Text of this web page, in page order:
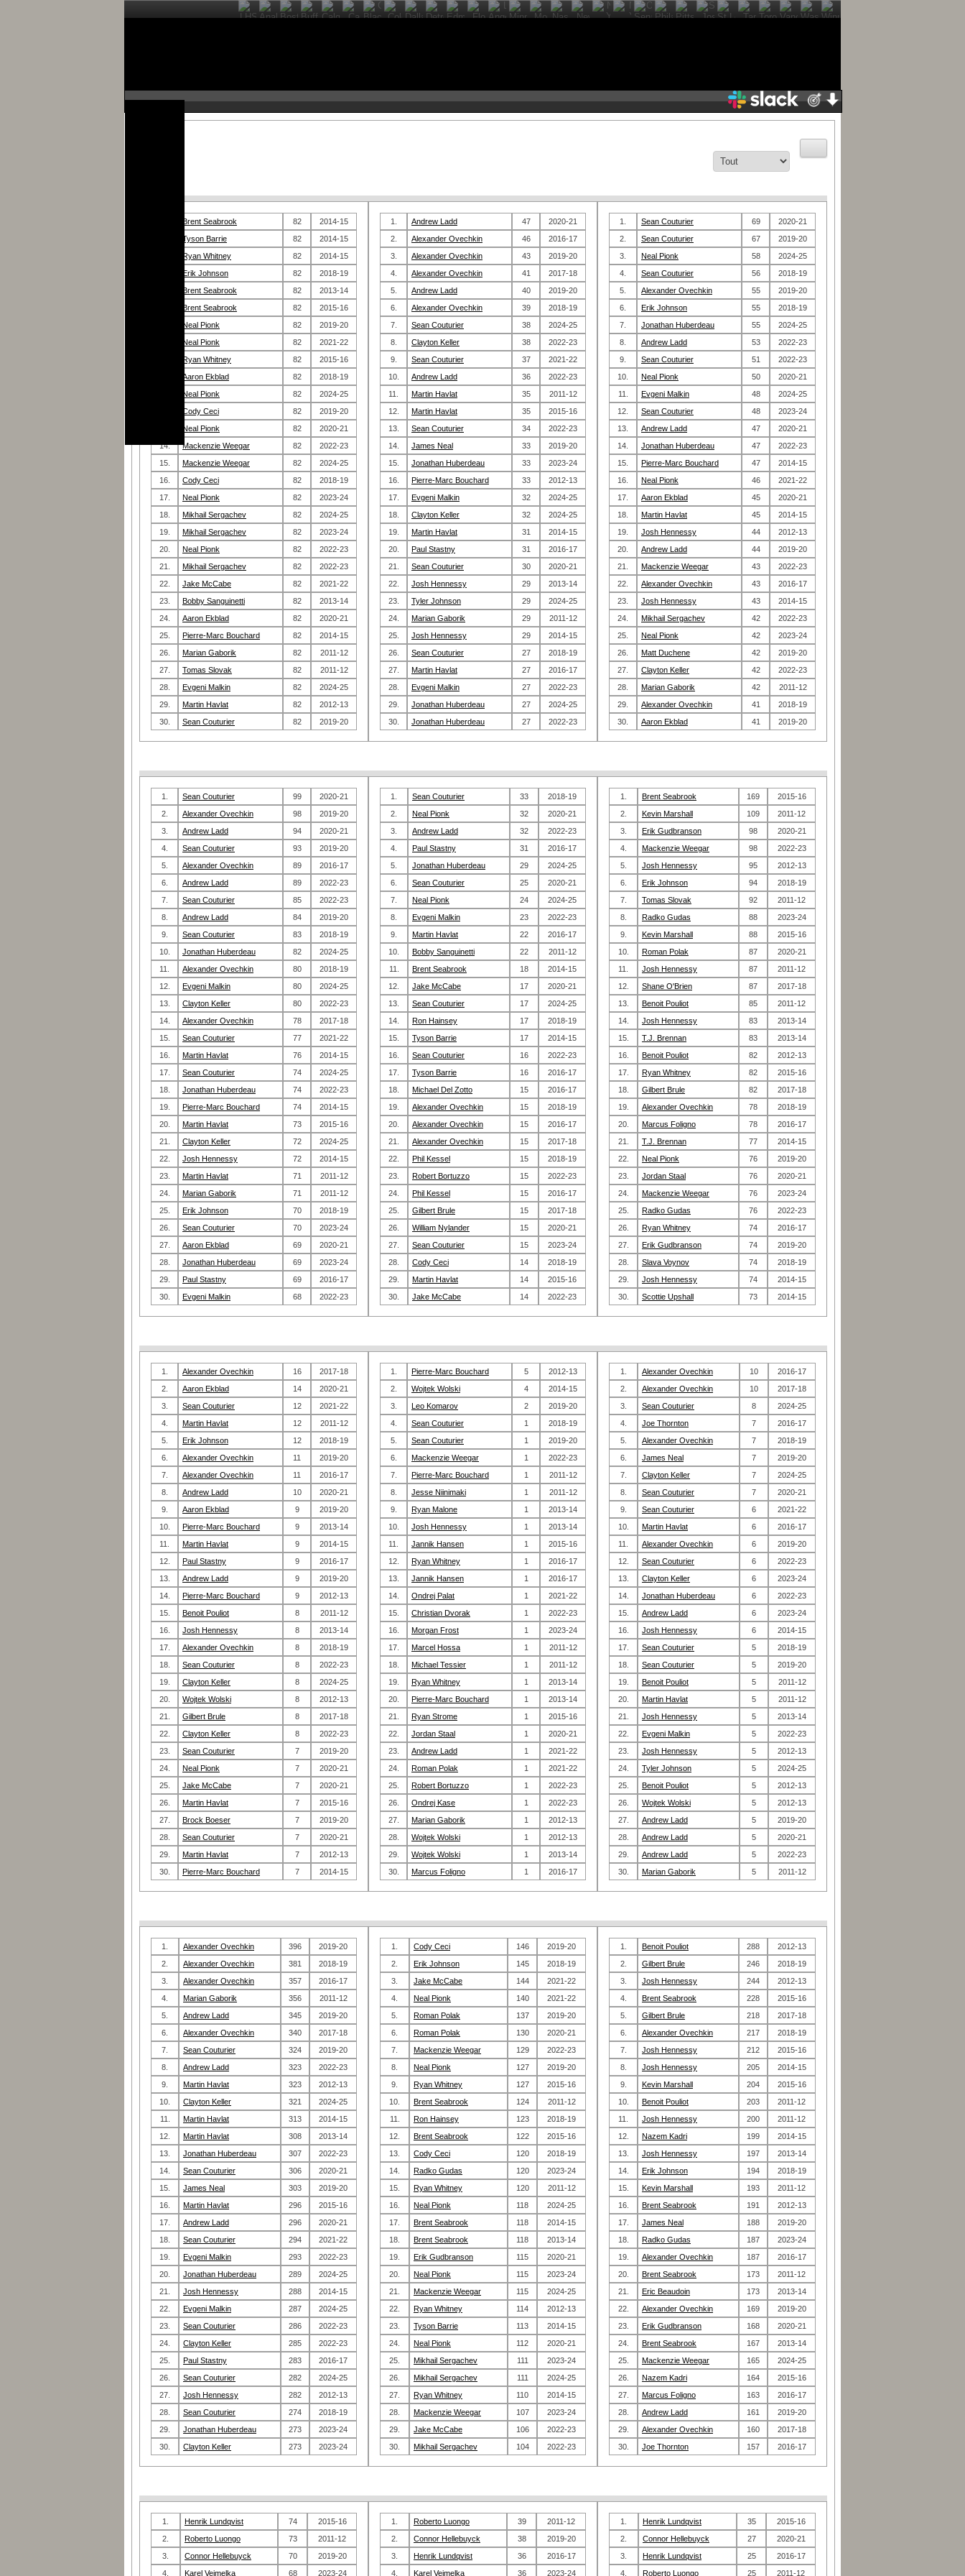
Brent Seabrook 82
2014-15
Tyson Barrie 82
2014-15
Ryan Whitney 82
2014-15
Erik Johnson 82
2018-19
Brent Seabrook 82
2013-14
Brent Seabrook 82
2015-16
Neal Pionk 82
2019-20
Neal Pionk 82
2021-22
Ryan Whitney 82
2015-16
Aaron Ekblad 82
2018-19
Neal Pionk 82
2024-25
Cody Ceci 82
2019-20
Neal Pionk 82
2020-21
14.
Mackenzie Weegar 82
2022-23
15.
Mackenzie Weegar 82
2024-25
16.
Cody Ceci 82
2018-19
17.
Neal Pionk 82
2023-24
18.
Mikhail Sergachev 82
2024-25
19.
Mikhail Sergachev 82
2023-24
20.
Neal Pionk 82
2022-23
21.
Mikhail Sergachev 82
2022-23
22.
Jake McCabe 82
2021-22
23.
Bobby Sanguinetti 82
2013-14
24.
Aaron Ekblad 82
2020-21
25.
Pierre-Marc Bouchard 82
2014-15
26.
Marian Gaborik 82
2011-12
27.
Tomas Slovak 82
2011-12
28.
Evgeni Malkin 82
2024-25
29.
Martin Havlat 82
2012-13
30.
Sean Couturier 82 2019-20
1. Andrew Ladd 47
2020-21
2.
Alexander Ovechkin 46
2016-17
3.
Alexander Ovechkin 43
2019-20
4.
Alexander Ovechkin 41
2017-18
5.
Andrew Ladd 40
2019-20
6.
Alexander Ovechkin 39
2018-19
7.
Sean Couturier 38
2024-25
8.
Clayton Keller 38
2022-23
9.
Sean Couturier 37
2021-22
10.
Andrew Ladd 36
2022-23
11.
Martin Havlat 35
2011-12
12.
Martin Havlat 35
2015-16
13.
Sean Couturier 34
2022-23
14.
James Neal 33
2019-20
15.
Jonathan Huberdeau 33
2023-24
16.
Pierre-Marc Bouchard 33
2012-13
17.
Evgeni Malkin 32
2024-25
18.
Clayton Keller 32
2024-25
19.
Martin Havlat 31
2014-15
20.
Paul Stastny 31
2016-17
21.
Sean Couturier 30
2020-21
22.
Josh Hennessy 29
2013-14
23.
Tyler Johnson 29
2024-25
24.
Marian Gaborik 29
2011-12
25.
Josh Hennessy 29
2014-15
26.
Sean Couturier 27
2018-19
27.
Martin Havlat 27
2016-17
28.
Evgeni Malkin 27
2022-23
29.
Jonathan Huberdeau 27
2024-25
30.
Jonathan Huberdeau 27 2022-23
1. Sean Couturier 69
2020-21
2.
Sean Couturier 67
2019-20
3.
Neal Pionk 58
2024-25
4.
Sean Couturier 56
2018-19
5.
Alexander Ovechkin 55
2019-20
6.
Erik Johnson 55
2018-19
7.
Jonathan Huberdeau 55
2024-25
8.
Andrew Ladd 53
2022-23
9.
Sean Couturier 51
2022-23
10.
Neal Pionk 50
2020-21
11.
Evgeni Malkin 48
2024-25
12.
Sean Couturier 48
2023-24
13.
Andrew Ladd 47
2020-21
14.
Jonathan Huberdeau 47
2022-23
15.
Pierre-Marc Bouchard 47
2014-15
16.
Neal Pionk 46
2021-22
17.
Aaron Ekblad 45
2020-21
18.
Martin Havlat 45
2014-15
19.
Josh Hennessy 44
2012-13
20.
Andrew Ladd 44
2019-20
21.
Mackenzie Weegar 43
2022-23
22.
Alexander Ovechkin 43
2016-17
23.
Josh Hennessy 43
2014-15
24.
Mikhail Sergachev 42
2022-23
25.
Neal Pionk 42
2023-24
26.
Matt Duchene 42
2019-20
27.
Clayton Keller 42
2022-23
28.
Marian Gaborik 42
2011-12
29.
Alexander Ovechkin 41
2018-19
30.
Aaron Ekblad 41 2019-20
1. Sean Couturier 99
2020-21
2.
Alexander Ovechkin 98
2019-20
3.
Andrew Ladd 94
2020-21
4.
Sean Couturier 93
2019-20
5.
Alexander Ovechkin 89
2016-17
6.
Andrew Ladd 89
2022-23
7.
Sean Couturier 85
2022-23
8.
Andrew Ladd 84
2019-20
9.
Sean Couturier 83
2018-19
10.
Jonathan Huberdeau 82
2024-25
11.
Alexander Ovechkin 80
2018-19
12.
Evgeni Malkin 80
2024-25
13.
Clayton Keller 80
2022-23
14.
Alexander Ovechkin 78
2017-18
15.
Sean Couturier 77
2021-22
16.
Martin Havlat 76
2014-15
17.
Sean Couturier 74
2024-25
18.
Jonathan Huberdeau 74
2022-23
19.
Pierre-Marc Bouchard 74
2014-15
20.
Martin Havlat 73
2015-16
21.
Clayton Keller 72
2024-25
22.
Josh Hennessy 72
2014-15
23.
Martin Havlat 71
2011-12
24.
Marian Gaborik 71
2011-12
25.
Erik Johnson 70
2018-19
26.
Sean Couturier 70
2023-24
27.
Aaron Ekblad 69
2020-21
28.
Jonathan Huberdeau 69
2023-24
29.
Paul Stastny 69
2016-17
30.
Evgeni Malkin 68 2022-23
1. Sean Couturier 33
2018-19
2.
Neal Pionk 32
2020-21
3.
Andrew Ladd 32
2022-23
4.
Paul Stastny 31
2016-17
5.
Jonathan Huberdeau 29
2024-25
6.
Sean Couturier 25
2020-21
7.
Neal Pionk 24
2024-25
8.
Evgeni Malkin 23
2022-23
9.
Martin Havlat 22
2016-17
10.
Bobby Sanguinetti 22
2011-12
11.
Brent Seabrook 18
2014-15
12.
Jake McCabe 17
2020-21
13.
Sean Couturier 17
2024-25
14.
Ron Hainsey 17
2018-19
15.
Tyson Barrie 17
2014-15
16.
Sean Couturier 16
2022-23
17.
Tyson Barrie 16
2016-17
18.
Michael Del Zotto 15
2016-17
19.
Alexander Ovechkin 15
2018-19
20.
Alexander Ovechkin 15
2016-17
21.
Alexander Ovechkin 15
2017-18
22.
Phil Kessel 15
2018-19
23.
Robert Bortuzzo 15
2022-23
24.
Phil Kessel 15
2016-17
25.
Gilbert Brule 15
2017-18
26.
William Nylander 15
2020-21
27.
Sean Couturier 15
2023-24
28.
Cody Ceci 14
2018-19
29.
Martin Havlat 14
2015-16
30.
Jake McCabe 14 2022-23
1. Brent Seabrook 169
2015-16
2.
Kevin Marshall 109
2011-12
3.
Erik Gudbranson 98
2020-21
4.
Mackenzie Weegar 98
2022-23
5.
Josh Hennessy 95
2012-13
6.
Erik Johnson 94
2018-19
7.
Tomas Slovak 92
2011-12
8.
Radko Gudas 88
2023-24
9.
Kevin Marshall 88
2015-16
10.
Roman Polak 87
2020-21
11.
Josh Hennessy 87
2011-12
12.
Shane O'Brien 87
2017-18
13.
Benoit Pouliot 85
2011-12
14.
Josh Hennessy 83
2013-14
15.
T.J. Brennan 83
2013-14
16.
Benoit Pouliot 82
2012-13
17.
Ryan Whitney 82
2015-16
18.
Gilbert Brule 82
2017-18
19.
Alexander Ovechkin 78
2018-19
20.
Marcus Foligno 78
2016-17
21.
T.J. Brennan 77
2014-15
22.
Neal Pionk 76
2019-20
23.
Jordan Staal 76
2020-21
24.
Mackenzie Weegar 76
2023-24
25.
Radko Gudas 76
2022-23
26.
Ryan Whitney 74
2016-17
27.
Erik Gudbranson 74
2019-20
28.
Slava Voynov 74
2018-19
29.
Josh Hennessy 74
2014-15
30.
Scottie Upshall 73 2014-15
1. Alexander Ovechkin 16
2017-18
2.
Aaron Ekblad 14
2020-21
3.
Sean Couturier 12
2021-22
4.
Martin Havlat 12
2011-12
5.
Erik Johnson 12
2018-19
6.
Alexander Ovechkin 11
2019-20
7.
Alexander Ovechkin 11
2016-17
8.
Andrew Ladd 10
2020-21
9.
Aaron Ekblad 9
2019-20
10.
Pierre-Marc Bouchard 9
2013-14
11.
Martin Havlat 9
2014-15
12.
Paul Stastny 9
2016-17
13.
Andrew Ladd 9
2019-20
14.
Pierre-Marc Bouchard 9
2012-13
15.
Benoit Pouliot 8
2011-12
16.
Josh Hennessy 8
2013-14
17.
Alexander Ovechkin 8
2018-19
18.
Sean Couturier 8
2022-23
19.
Clayton Keller 8
2024-25
20.
Wojtek Wolski 8
2012-13
21.
Gilbert Brule 8
2017-18
22.
Clayton Keller 8
2022-23
23.
Sean Couturier 7
2019-20
24.
Neal Pionk 7
2020-21
25.
Jake McCabe 7
2020-21
26.
Martin Havlat 7
2015-16
27.
Brock Boeser 7
2019-20
28.
Sean Couturier 7
2020-21
29.
Martin Havlat 7
2012-13
30.
Pierre-Marc Bouchard 7 2014-15
1. Pierre-Marc Bouchard 5
2012-13
2.
Wojtek Wolski 4
2014-15
3.
Leo Komarov 2
2019-20
4.
Sean Couturier 1
2018-19
5.
Sean Couturier 1
2019-20
6.
Mackenzie Weegar 1
2022-23
7.
Pierre-Marc Bouchard 1
2011-12
8.
Jesse Niinimaki 1
2011-12
9.
Ryan Malone 1
2013-14
10.
Josh Hennessy 1
2013-14
11.
Jannik Hansen 1
2015-16
12.
Ryan Whitney 1
2016-17
13.
Jannik Hansen 1
2016-17
14.
Ondrej Palat 1
2021-22
15.
Christian Dvorak 1
2022-23
16.
Morgan Frost 1
2023-24
17.
Marcel Hossa 1
2011-12
18.
Michael Tessier 1
2011-12
19.
Ryan Whitney 1
2013-14
20.
Pierre-Marc Bouchard 1
2013-14
21.
Ryan Strome 1
2015-16
22.
Jordan Staal 1
2020-21
23.
Andrew Ladd 1
2021-22
24.
Roman Polak 1
2021-22
25.
Robert Bortuzzo 1
2022-23
26.
Ondrej Kase 1
2022-23
27.
Marian Gaborik 1
2012-13
28.
Wojtek Wolski 1
2012-13
29.
Wojtek Wolski 1
2013-14
30.
Marcus Foligno 1 2016-17
1. Alexander Ovechkin 10
2016-17
2.
Alexander Ovechkin 10
2017-18
3.
Sean Couturier 8
2024-25
4.
Joe Thornton 7
2016-17
5.
Alexander Ovechkin 7
2018-19
6.
James Neal 7
2019-20
7.
Clayton Keller 7
2024-25
8.
Sean Couturier 7
2020-21
9.
Sean Couturier 6
2021-22
10.
Martin Havlat 6
2016-17
11.
Alexander Ovechkin 6
2019-20
12.
Sean Couturier 6
2022-23
13.
Clayton Keller 6
2023-24
14.
Jonathan Huberdeau 6
2022-23
15.
Andrew Ladd 6
2023-24
16.
Josh Hennessy 6
2014-15
17.
Sean Couturier 5
2018-19
18.
Sean Couturier 5
2019-20
19.
Benoit Pouliot 5
2011-12
20.
Martin Havlat 5
2011-12
21.
Josh Hennessy 5
2013-14
22.
Evgeni Malkin 5
2022-23
23.
Josh Hennessy 5
2012-13
24.
Tyler Johnson 5
2024-25
25.
Benoit Pouliot 5
2012-13
26.
Wojtek Wolski 5
2012-13
27.
Andrew Ladd 5
2019-20
28.
Andrew Ladd 5
2020-21
29.
Andrew Ladd 5
2022-23
30.
Marian Gaborik 5 2011-12
1. Alexander Ovechkin 396
2019-20
2.
Alexander Ovechkin 381
2018-19
3.
Alexander Ovechkin 357
2016-17
4.
Marian Gaborik 356
2011-12
5.
Andrew Ladd 345
2019-20
6.
Alexander Ovechkin 340
2017-18
7.
Sean Couturier 324
2019-20
8.
Andrew Ladd 323
2022-23
9.
Martin Havlat 323
2012-13
10.
Clayton Keller 321
2024-25
11.
Martin Havlat 313
2014-15
12.
Martin Havlat 308
2013-14
13.
Jonathan Huberdeau 307
2022-23
14.
Sean Couturier 306
2020-21
15.
James Neal 303
2019-20
16.
Martin Havlat 296
2015-16
17.
Andrew Ladd 296
2020-21
18.
Sean Couturier 294
2021-22
19.
Evgeni Malkin 293
2022-23
20.
Jonathan Huberdeau 289
2024-25
21.
Josh Hennessy 288
2014-15
22.
Evgeni Malkin 287
2024-25
23.
Sean Couturier 286
2022-23
24.
Clayton Keller 285
2022-23
25.
Paul Stastny 283
2016-17
26.
Sean Couturier 282
2024-25
27.
Josh Hennessy 282
2012-13
28.
Sean Couturier 274
2018-19
29.
Jonathan Huberdeau 273
2023-24
30.
Clayton Keller 273 2023-24
1. Cody Ceci 146
2019-20
2.
Erik Johnson 145
2018-19
3.
Jake McCabe 144
2021-22
4.
Neal Pionk 140
2021-22
5.
Roman Polak 137
2019-20
6.
Roman Polak 130
2020-21
7.
Mackenzie Weegar 129
2022-23
8.
Neal Pionk 127
2019-20
9.
Ryan Whitney 127
2015-16
10.
Brent Seabrook 124
2011-12
11.
Ron Hainsey 123
2018-19
12.
Brent Seabrook 122
2015-16
13.
Cody Ceci 120
2018-19
14.
Radko Gudas 120
2023-24
15.
Ryan Whitney 120
2011-12
16.
Neal Pionk 118
2024-25
17.
Brent Seabrook 118
2014-15
18.
Brent Seabrook 118
2013-14
19.
Erik Gudbranson 115
2020-21
20.
Neal Pionk 115
2023-24
21.
Mackenzie Weegar 115
2024-25
22.
Ryan Whitney 114
2012-13
23.
Tyson Barrie 113
2014-15
24.
Neal Pionk 112
2020-21
25.
Mikhail Sergachev 111
2023-24
26.
Mikhail Sergachev 111
2024-25
27.
Ryan Whitney 110
2014-15
28.
Mackenzie Weegar 107
2023-24
29.
Jake McCabe 106
2022-23
30.
Mikhail Sergachev 104 2022-23
1. Benoit Pouliot 288
2012-13
2.
Gilbert Brule 246
2018-19
3.
Josh Hennessy 244
2012-13
4.
Brent Seabrook 228
2015-16
5.
Gilbert Brule 218
2017-18
6.
Alexander Ovechkin 217
2018-19
7.
Josh Hennessy 212
2015-16
8.
Josh Hennessy 205
2014-15
9.
Kevin Marshall 204
2015-16
10.
Benoit Pouliot 203
2011-12
11.
Josh Hennessy 200
2011-12
12.
Nazem Kadri 199
2014-15
13.
Josh Hennessy 197
2013-14
14.
Erik Johnson 194
2018-19
15.
Kevin Marshall 193
2011-12
16.
Brent Seabrook 191
2012-13
17.
James Neal 188
2019-20
18.
Radko Gudas 187
2023-24
19.
Alexander Ovechkin 187
2016-17
20.
Brent Seabrook 173
2011-12
21.
Eric Beaudoin 173
2013-14
22.
Alexander Ovechkin 169
2019-20
23.
Erik Gudbranson 168
2020-21
24.
Brent Seabrook 167
2013-14
25.
Mackenzie Weegar 165
2024-25
26.
Nazem Kadri 164
2015-16
27.
Marcus Foligno 163
2016-17
28.
Andrew Ladd 161
2019-20
29.
Alexander Ovechkin 160
2017-18
30.
Joe Thornton 157 2016-17
1. Henrik Lundqvist 74
2015-16
2.
Roberto Luongo 73
2011-12
3.
Connor Hellebuyck 70
2019-20
4.
Karel Vejmelka 68 2023-24
1. Roberto Luongo 39
2011-12
2.
Connor Hellebuyck 38
2019-20
3.
Henrik Lundqvist 36
2016-17
4.
Karel Vejmelka 36 2023-24
1. Henrik Lundqvist 35
2015-16
2.
Connor Hellebuyck 27
2020-21
3.
Henrik Lundqvist 25
2016-17
4.
Roberto Luongo 25 2011-12